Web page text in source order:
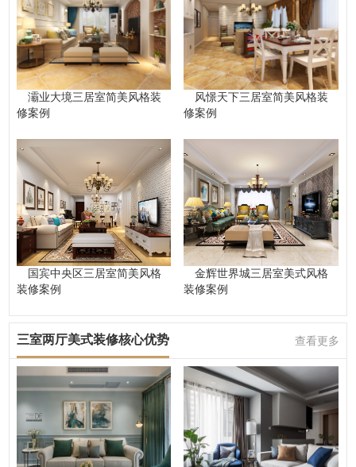
灞业大境三居室简美风格装
修案例
风憬天下三居室简美风格装
修案例
国宾中央区三居室简美风格
装修案例
金辉世界城三居室美式风格
装修案例
三室两厅美式装修核心优势 查看更多